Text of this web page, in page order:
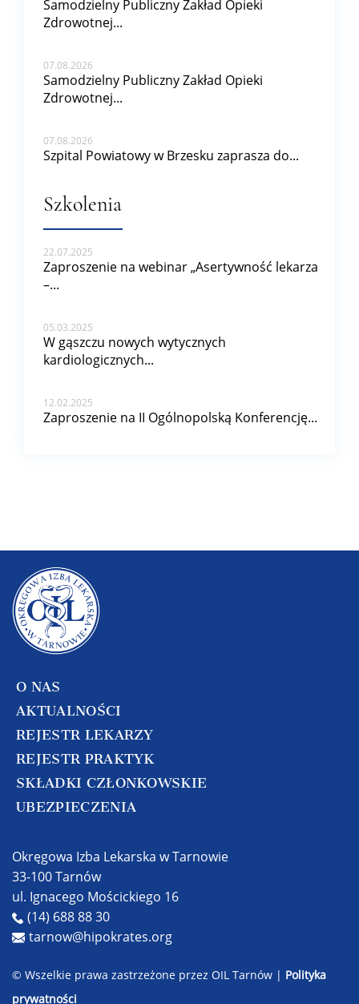
Samodzielny Publiczny Zakład Opieki
Zdrowotnej...
07.08.2026
Samodzielny Publiczny Zakład Opieki
Zdrowotnej...
07.08.2026
Szpital Powiatowy w Brzesku zaprasza do...
Szkolenia
22.07.2025
Zaproszenie na webinar „Asertywność lekarza
–...
05.03.2025
W gąszczu nowych wytycznych
kardiologicznych...
12.02.2025
Zaproszenie na II Ogólnopolską Konferencję...
O NAS
AKTUALNOŚCI
REJESTR LEKARZY
REJESTR PRAKTYK
SKŁADKI CZŁONKOWSKIE
UBEZPIECZENIA
Okręgowa Izba Lekarska w Tarnowie
33-100 Tarnów
ul. Ignacego Mościckiego 16
(14) 688 88 30
tarnow@hipokrates.org
© Wszelkie prawa zastrzeżone przez OIL Tarnów | Polityka
prywatności